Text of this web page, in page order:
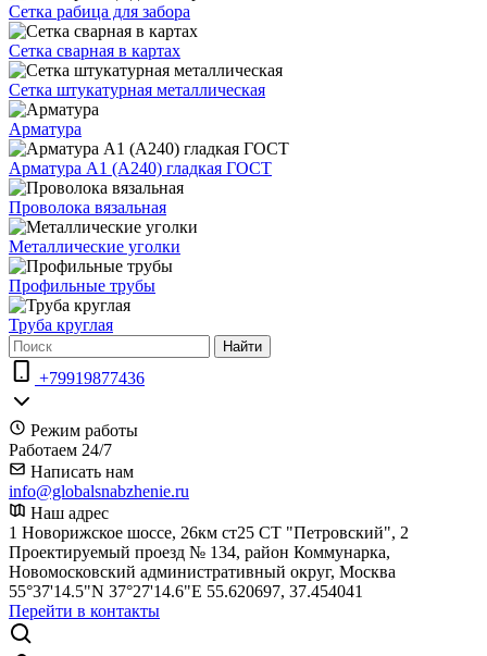
Сетка рабица для забора
Сетка сварная в картах
Сетка штукатурная металлическая
Арматура
Арматура А1 (А240) гладкая ГОСТ
Проволока вязальная
Металлические уголки
Профильные трубы
Труба круглая
Найти
+79919877436
Режим работы
Работаем 24/7
Написать нам
info@globalsnabzhenie.ru
Наш адрес
1 Новорижское шоссе, 26км ст25 СТ "Петровский", 2
Проектируемый проезд № 134, район Коммунарка,
Новомосковский административный округ, Москва
55°37'14.5"N 37°27'14.6"E 55.620697, 37.454041
Перейти в контакты